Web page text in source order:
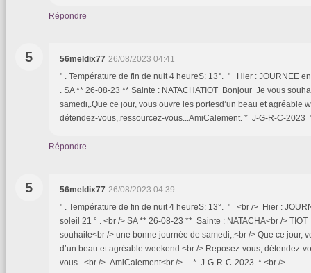
Répondre
5 56meldix77 26/08/2023 04:41
" . Température de fin de nuit 4 heureS: 13°. " Hier : JOURNEE
. SA ** 26-08-23 ** Sainte : NATACHATIOT Bonjour Je vous
samedi,.Que ce jour, vous ouvre les portesd’un beau et agréable
détendez-vous,.ressourcez-vous...AmiCalement. * J-G-R-C-2023
Répondre
5 56meldix77 26/08/2023 04:39
" . Température de fin de nuit 4 heureS: 13°. " <br /> Hier :
soleil 21 ° . <br /> SA ** 26-08-23 ** Sainte : NATACHA<br />
souhaite<br /> une bonne journée de samedi,.<br /> Que ce jour,
d’un beau et agréable weekend.<br /> Reposez-vous, détendez-
vous...<br /> AmiCalement<br /> . * J-G-R-C-2023 *.<br />